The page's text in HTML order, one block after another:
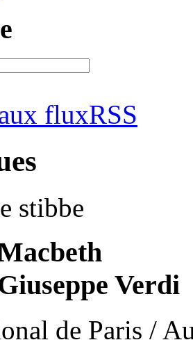
fluxRSS
stibbe
Verdi
de Paris /